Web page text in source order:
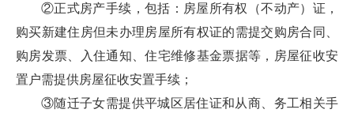
②正式房产手续，包括：房屋所有权（不动产）证，
购买新建住房但未办理房屋所有权证的需提交购房合同、
购房发票、入住通知、住宅维修基金票据等，房屋征收安
置户需提供房屋征收安置手续；
③随迁子女需提供平城区居住证和从商、务工相关手